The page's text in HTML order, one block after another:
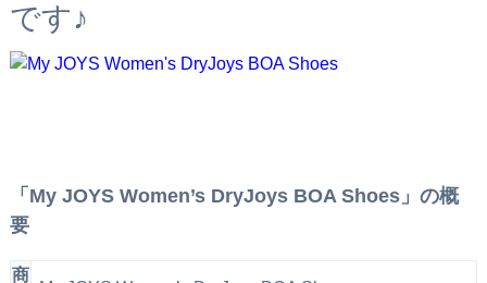
です♪
「My JOYS Women’s DryJoys BOA Shoes」の概
要
商